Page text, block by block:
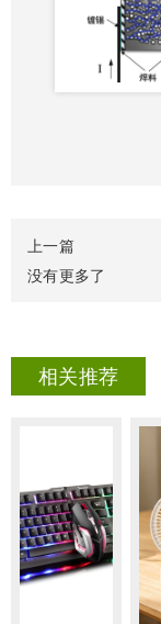
上一篇
没有更多了
相关推荐